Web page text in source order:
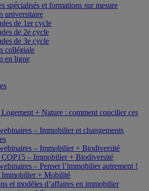
spécialisés et formations sur mesure
universitaire
de 1er cycle
de 2e cycle
de 3e cycle
collégiale
en ligne
+ Nature : comment concilier ces
– Immobilier et changements
– Immobilier + Biodiversité
– Immobilier + Biodiversité
– Penser l’immobilier autrement !
Immobilier + Mobilité
et modèles d’affaires en immobilier